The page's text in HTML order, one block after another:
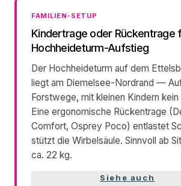
FAMILIEN-SETUP
Kindertrage oder Rückentrage
Hochheideturm-Aufstieg
Der Hochheideturm auf dem
liegt am Diemelsee-Nordrand —
Forstwege, mit kleinen Kindern kein
Eine ergonomische Rückentrage
Comfort, Osprey Poco) entlastet
stützt die Wirbelsäule. Sinnvoll ab
ca. 22 kg.
Siehe auch